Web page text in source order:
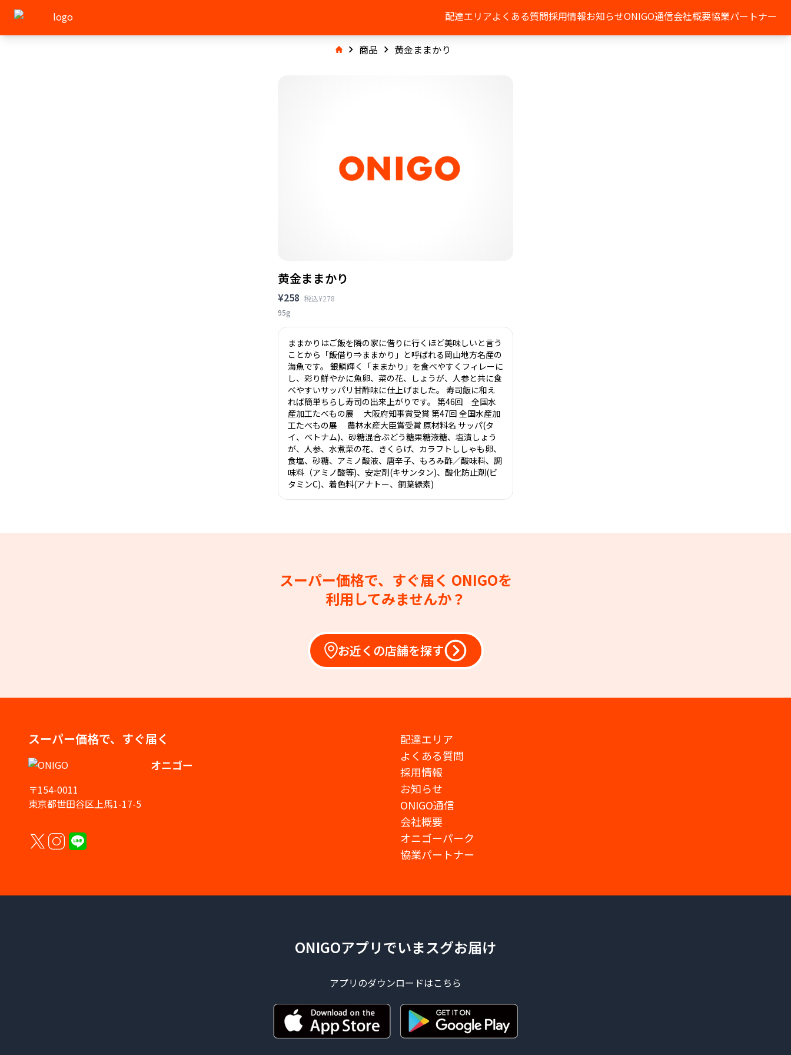
配達エリアよくある質問採用情報お知らせONIGO通信会社概要協業パートナー
商品 黄金ままかり
黄金ままかり
¥258 税込¥278
95g
ままかりはご飯を隣の家に借りに行くほど美味しいと言う
ことから「飯借り⇒ままかり」と呼ばれる岡山地方名産の
海魚です。 銀鱗輝く「ままかり」を食べやすくフィレーに
し、彩り鮮やかに魚卵、菜の花、しょうが、人参と共に食
べやすいサッパリ甘酢味に仕上げました。 寿司飯に和え
れば簡単ちらし寿司の出来上がりです。 第46回 全国水
産加工たべもの展 大阪府知事賞受賞 第47回 全国水産加
工たべもの展 農林水産大臣賞受賞 原材料名 サッパ(タ
イ、ベトナム)、砂糖混合ぶどう糖果糖液糖、塩漬しょう
が、人参、水煮菜の花、きくらげ、カラフトししゃも卵、
食塩、砂糖、アミノ酸液、唐辛子、もろみ酢／酸味料、調
味料（アミノ酸等)、安定剤(キサンタン)、酸化防止剤(ビ
タミンC)、着色料(アナトー、銅葉緑素)
スーパー価格で、すぐ届く ONIGOを
利用してみませんか？
お近くの店舗を探す
スーパー価格で、すぐ届く
オニゴー
〒154-0011
東京都世田谷区上馬1-17-5
配達エリア
よくある質問
採用情報
お知らせ
ONIGO通信
会社概要
オニゴーパーク
協業パートナー
ONIGOアプリでいまスグお届け
アプリのダウンロードはこちら